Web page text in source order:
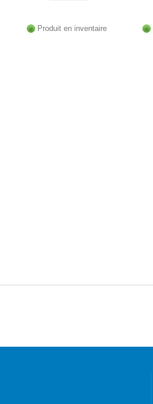
Produit en inventaire